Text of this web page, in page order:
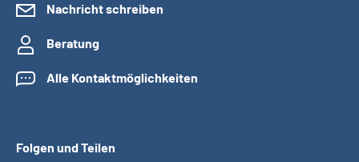
Nachricht schreiben
Beratung
Alle Kontaktmöglichkeiten
Folgen und Teilen